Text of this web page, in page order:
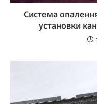
Система
установки